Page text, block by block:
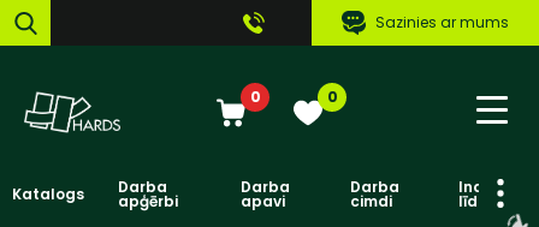
Sazinies ar mums
0 0
Katalogs Darba
apģērbi
Darba
apavi
Darba
cimdi līdzekļi